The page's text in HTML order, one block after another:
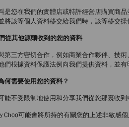
是您在我們的實體店或特許經營店購買商
將該等個人資料移交給我們時，該等移交操
從其他源頭收到的您的資料
第三方密切合作，例如商業合作夥伴、技
們根據資料保護法例向我們提供資料，並
何需要使用您的資料？
能不受限制地使用和分享我們從您那裏收到
Choo可能會將所持的有關您的上述非敏感